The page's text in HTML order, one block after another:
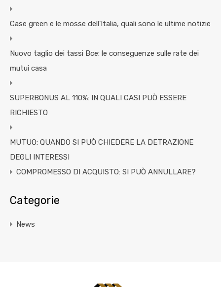
Case green e le mosse dell’Italia, quali sono le ultime notizie
Nuovo taglio dei tassi Bce: le conseguenze sulle rate dei
mutui casa
SUPERBONUS AL 110%: IN QUALI CASI PUÒ ESSERE
RICHIESTO
MUTUO: QUANDO SI PUÒ CHIEDERE LA DETRAZIONE
DEGLI INTERESSI
COMPROMESSO DI ACQUISTO: SI PUÒ ANNULLARE?
Categorie
News